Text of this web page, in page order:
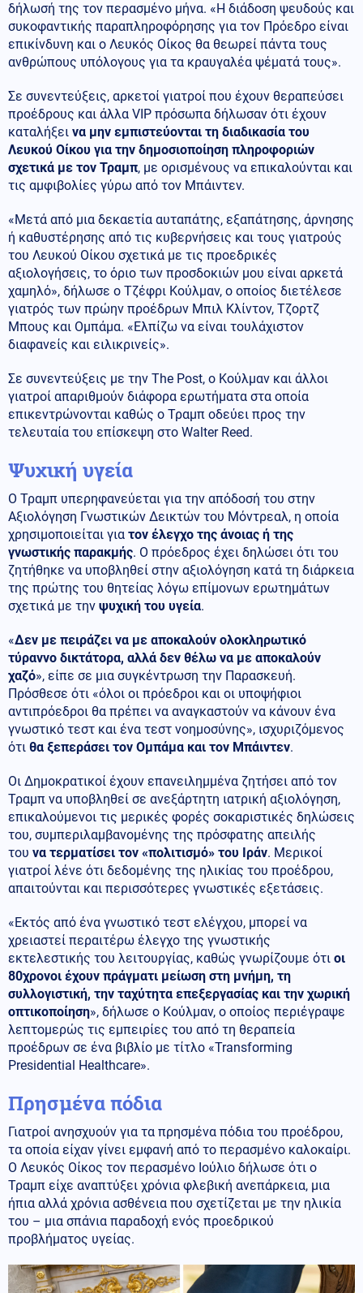
δήλωσή της τον περασμένο μήνα. «Η διάδοση ψευδούς και
συκοφαντικής παραπληροφόρησης για τον Πρόεδρο είναι
επικίνδυνη και ο Λευκός Οίκος θα θεωρεί πάντα τους
ανθρώπους υπόλογους για τα κραυγαλέα ψέματά τους».
Σε συνεντεύξεις, αρκετοί γιατροί που έχουν θεραπεύσει
προέδρους και άλλα VIP πρόσωπα δήλωσαν ότι έχουν
καταλήξει να μην εμπιστεύονται τη διαδικασία του
Λευκού Οίκου για την δημοσιοποίηση πληροφοριών
σχετικά με τον Τραμπ, με ορισμένους να επικαλούνται και
τις αμφιβολίες γύρω από τον Μπάιντεν.
«Μετά από μια δεκαετία αυταπάτης, εξαπάτησης, άρνησης
ή καθυστέρησης από τις κυβερνήσεις και τους γιατρούς
του Λευκού Οίκου σχετικά με τις προεδρικές
αξιολογήσεις, το όριο των προσδοκιών μου είναι αρκετά
χαμηλό», δήλωσε ο Τζέφρι Κούλμαν, ο οποίος διετέλεσε
γιατρός των πρώην προέδρων Μπιλ Κλίντον, Τζορτζ
Μπους και Ομπάμα. «Ελπίζω να είναι τουλάχιστον
διαφανείς και ειλικρινείς».
Σε συνεντεύξεις με την The Post, ο Κούλμαν και άλλοι
γιατροί απαριθμούν διάφορα ερωτήματα στα οποία
επικεντρώνονται καθώς ο Τραμπ οδεύει προς την
τελευταία του επίσκεψη στο Walter Reed.
Ψυχική υγεία
Ο Τραμπ υπερηφανεύεται για την απόδοσή του στην
Αξιολόγηση Γνωστικών Δεικτών του Μόντρεαλ, η οποία
χρησιμοποιείται για τον έλεγχο της άνοιας ή της
γνωστικής παρακμής. Ο πρόεδρος έχει δηλώσει ότι του
ζητήθηκε να υποβληθεί στην αξιολόγηση κατά τη διάρκεια
της πρώτης του θητείας λόγω επίμονων ερωτημάτων
σχετικά με την ψυχική του υγεία.
«Δεν με πειράζει να με αποκαλούν ολοκληρωτικό
τύραννο δικτάτορα, αλλά δεν θέλω να με αποκαλούν
χαζό», είπε σε μια συγκέντρωση την Παρασκευή.
Πρόσθεσε ότι «όλοι οι πρόεδροι και οι υποψήφιοι
αντιπρόεδροι θα πρέπει να αναγκαστούν να κάνουν ένα
γνωστικό τεστ και ένα τεστ νοημοσύνης», ισχυριζόμενος
ότι θα ξεπεράσει τον Ομπάμα και τον Μπάιντεν.
Οι Δημοκρατικοί έχουν επανειλημμένα ζητήσει από τον
Τραμπ να υποβληθεί σε ανεξάρτητη ιατρική αξιολόγηση,
επικαλούμενοι τις μερικές φορές σοκαριστικές δηλώσεις
του, συμπεριλαμβανομένης της πρόσφατης απειλής
του να τερματίσει τον «πολιτισμό» του Ιράν. Μερικοί
γιατροί λένε ότι δεδομένης της ηλικίας του προέδρου,
απαιτούνται και περισσότερες γνωστικές εξετάσεις.
«Εκτός από ένα γνωστικό τεστ ελέγχου, μπορεί να
χρειαστεί περαιτέρω έλεγχο της γνωστικής
εκτελεστικής του λειτουργίας, καθώς γνωρίζουμε ότι οι
80χρονοι έχουν πράγματι μείωση στη μνήμη, τη
συλλογιστική, την ταχύτητα επεξεργασίας και την χωρική
οπτικοποίηση», δήλωσε ο Κούλμαν, ο οποίος περιέγραψε
λεπτομερώς τις εμπειρίες του από τη θεραπεία
προέδρων σε ένα βιβλίο με τίτλο «Transforming
Presidential Healthcare».
Πρησμένα πόδια
Γιατροί ανησχυούν για τα πρησμένα πόδια του προέδρου,
τα οποία είχαν γίνει εμφανή από το περασμένο καλοκαίρι.
Ο Λευκός Οίκος τον περασμένο Ιούλιο δήλωσε ότι ο
Τραμπ είχε αναπτύξει χρόνια φλεβική ανεπάρκεια, μια
ήπια αλλά χρόνια ασθένεια που σχετίζεται με την ηλικία
του – μια σπάνια παραδοχή ενός προεδρικού
προβλήματος υγείας.